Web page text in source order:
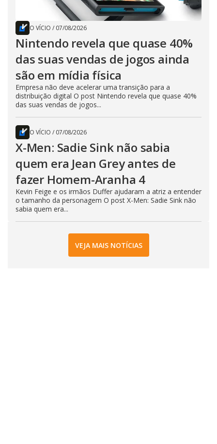
O VÍCIO / 07/08/2026
Nintendo revela que quase 40%
das suas vendas de jogos ainda
são em mídia física
Empresa não deve acelerar uma transição para a
distribuição digital O post Nintendo revela que quase 40%
das suas vendas de jogos...
O VÍCIO / 07/08/2026
X-Men: Sadie Sink não sabia
quem era Jean Grey antes de
fazer Homem-Aranha 4
Kevin Feige e os irmãos Duffer ajudaram a atriz a entender
o tamanho da personagem O post X-Men: Sadie Sink não
sabia quem era...
VEJA MAIS NOTÍCIAS